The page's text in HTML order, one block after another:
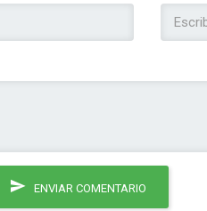
ENVIAR COMENTARIO